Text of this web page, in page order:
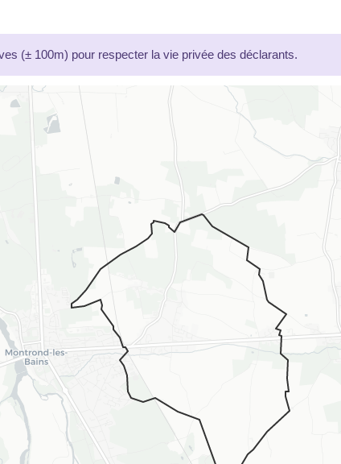
(± 100m) pour respecter la vie privée des déclarants.